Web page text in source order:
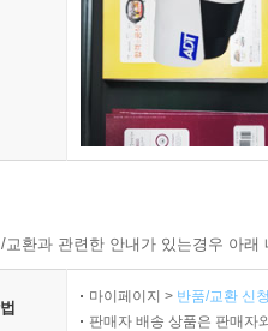
환과 관련한 안내가 있는경우 아
마이페이지 > 반품/교환 신
판매자 배송 상품은 판매자